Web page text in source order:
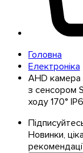
Головна
Електроніка
AHD камера
з сенсором
ходу 170°
Новинки,